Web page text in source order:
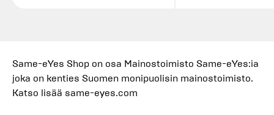
Same-eYes Shop on osa Mainostoimisto Same-eYes:ia
joka on kenties Suomen monipuolisin mainostoimisto.
Katso lisää same-eyes.com